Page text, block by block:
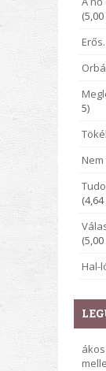
5)
Hal-
ákos